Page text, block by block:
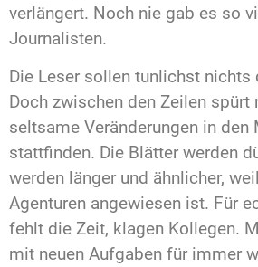
verlängert. Noch nie gab es so
Journalisten.
Die Leser sollen tunlichst nichts
Doch zwischen den Zeilen spürt
seltsame Veränderungen in den
stattfinden. Die Blätter werden
werden länger und ähnlicher,
Agenturen angewiesen ist. Für
fehlt die Zeit, klagen Kollegen.
mit neuen Aufgaben für immer